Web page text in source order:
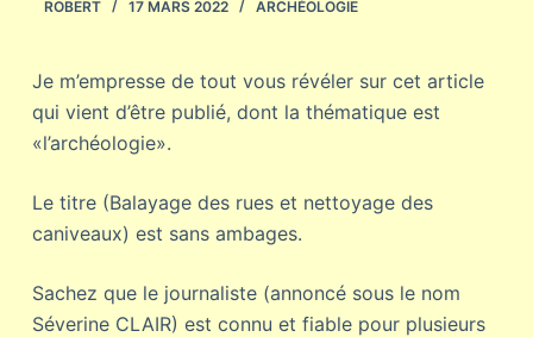
ROBERT 17 MARS 2022 ARCHÉOLOGIE
Je m’empresse de tout vous révéler sur cet article
qui vient d’être publié, dont la thématique est
«l’archéologie».
Le titre (Balayage des rues et nettoyage des
caniveaux) est sans ambages.
Sachez que le journaliste (annoncé sous le nom
Séverine CLAIR) est connu et fiable pour plusieurs